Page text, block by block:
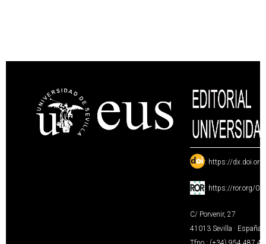
: https://
: https://ror.org/
C/ Porvenir, 27
41013 Sevilla · España